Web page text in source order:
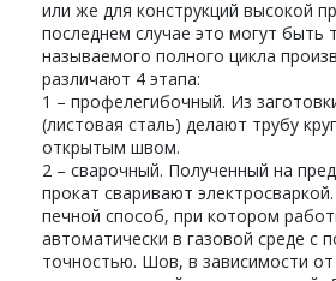
или же для конструкций высокой
последнем случае это могут быть
называемого полного цикла
различают 4 этапа:
1 – профелегибочный. Из
(листовая сталь) делают трубу
открытым швом.
2 – сварочный. Полученный на
прокат сваривают
печной способ, при котором
автоматически в газовой среде с
точностью. Шов, в зависимости